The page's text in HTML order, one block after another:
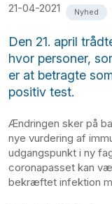
21-04-2021 Nyhed
Den 21. april
hvor personer,
er at betragte
positiv test.
Ændringen sker på
nye vurdering af
udgangspunkt i ny
coronapasset kan
bekræftet infektion